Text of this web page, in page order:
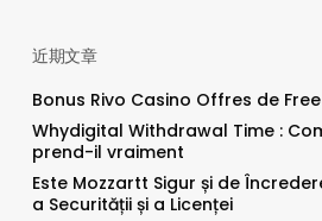
近期文章
Bonus Rivo Casino Offres de
Whydigital Withdrawal Time :
prend-il vraiment
Este Mozzartt Sigur și de
a Securității și a Licenței